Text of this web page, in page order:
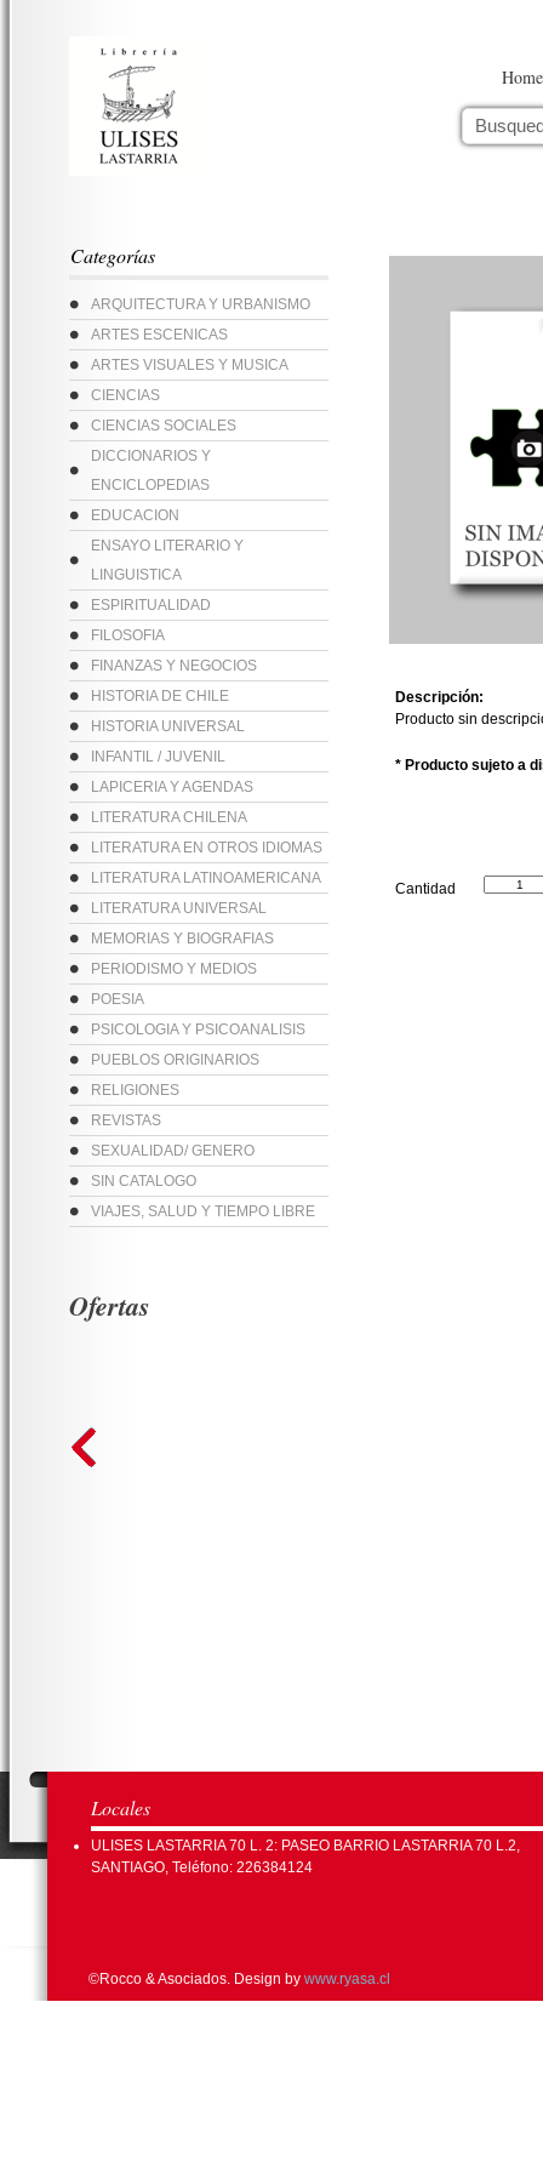
Home
Categorías
ARQUITECTURA Y URBANISMO
ARTES ESCENICAS
ARTES VISUALES Y MUSICA
CIENCIAS
CIENCIAS SOCIALES
DICCIONARIOS Y
ENCICLOPEDIAS
EDUCACION
ENSAYO LITERARIO Y
LINGUISTICA
ESPIRITUALIDAD
FILOSOFIA
FINANZAS Y NEGOCIOS
HISTORIA DE CHILE
HISTORIA UNIVERSAL
INFANTIL / JUVENIL
LAPICERIA Y AGENDAS
LITERATURA CHILENA
LITERATURA EN OTROS IDIOMAS
LITERATURA LATINOAMERICANA
LITERATURA UNIVERSAL
MEMORIAS Y BIOGRAFIAS
PERIODISMO Y MEDIOS
POESIA
PSICOLOGIA Y PSICOANALISIS
PUEBLOS ORIGINARIOS
RELIGIONES
REVISTAS
SEXUALIDAD/ GENERO
SIN CATALOGO
VIAJES, SALUD Y TIEMPO LIBRE
Descripción:
Producto sin
* Producto sujeto a
Cantidad
Ofertas
Locales
ULISES LASTARRIA 70 L. 2: PASEO BARRIO LASTARRIA 70 L.2,
SANTIAGO, Teléfono: 226384124
©Rocco & Asociados. Design by www.ryasa.cl